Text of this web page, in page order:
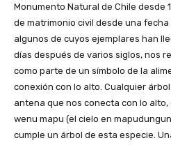
Monumento Natural de Chile desde
de matrimonio civil desde una
algunos de cuyos ejemplares han
días después de varios siglos, nos
como parte de un símbolo de la
conexión con lo alto. Cualquier
antena que nos conecta con lo alto,
wenu mapu (el cielo en
cumple un árbol de esta especie.